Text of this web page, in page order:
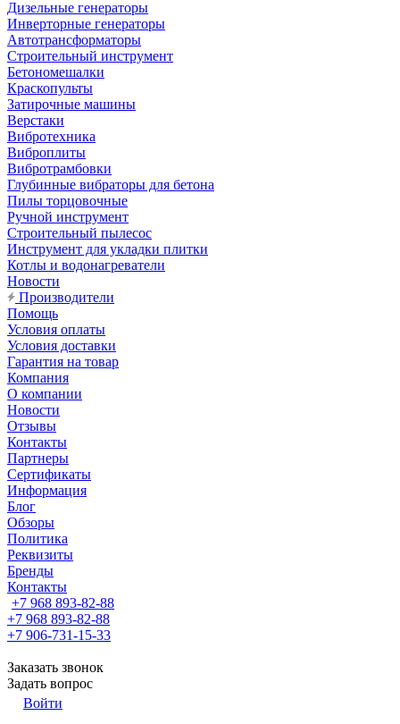
Дизельные генераторы
Инверторные генераторы
Автотрансформаторы
Строительный инструмент
Бетономешалки
Краскопульты
Затирочные машины
Верстаки
Вибротехника
Виброплиты
Вибротрамбовки
Глубинные вибраторы для бетона
Пилы торцовочные
Ручной инструмент
Строительный пылесос
Инструмент для укладки плитки
Котлы и водонагреватели
Новости
Производители
Помощь
Условия оплаты
Условия доставки
Гарантия на товар
Компания
О компании
Новости
Отзывы
Контакты
Партнеры
Сертификаты
Информация
Блог
Обзоры
Политика
Реквизиты
Бренды
Контакты
+7 968 893-82-88
+7 968 893-82-88
+7 906-731-15-33
Заказать звонок
Задать вопрос
Войти